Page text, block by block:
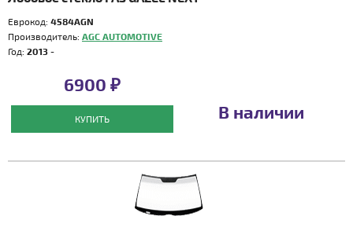
Еврокод: 4584AGN
Производитель: AGC AUTOMOTIVE
Год: 2013 -
6900 ₽
КУПИТЬ В наличии